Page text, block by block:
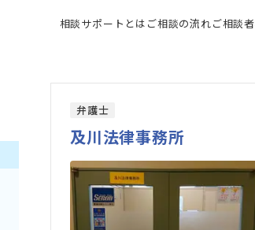
相談サポートとは ご相談の流れご相談
門家の検索結果
弁護士
及川法律事務所